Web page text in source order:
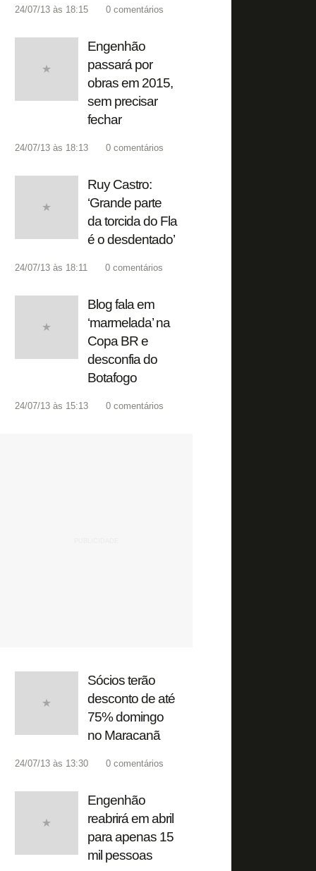
24/07/13 às 18:15 0 comentários
Engenhão
passará por
obras em 2015,
sem precisar
fechar
24/07/13 às 18:13 0 comentários
Ruy Castro:
‘Grande parte
da torcida do Fla
é o desdentado’
24/07/13 às 18:11 0 comentários
Blog fala em
‘marmelada’ na
Copa BR e
desconfia do
Botafogo
24/07/13 às 15:13 0 comentários
Sócios terão
desconto de até
75% domingo
no Maracanã
24/07/13 às 13:30 0 comentários
Engenhão
reabrirá em abril
para apenas 15
mil pessoas